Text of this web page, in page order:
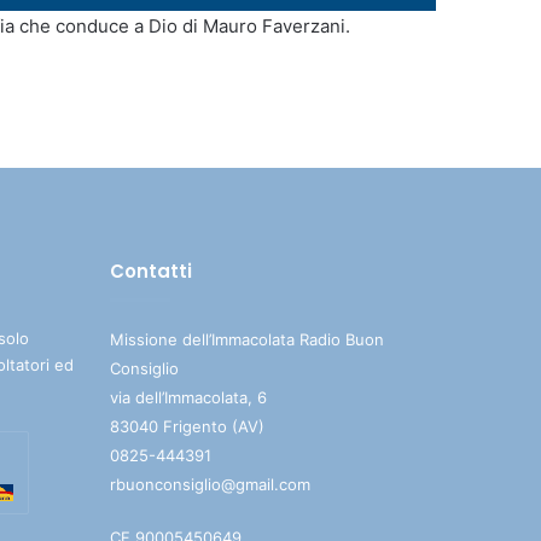
i
che conduce a Dio di Mauro Faverzani.
ed
Contatti
Missione dell’Immacolata Radio Buon
Consiglio
via dell’Immacolata, 6
83040 Frigento (AV)
0825-444391
rbuonconsiglio@gmail.com